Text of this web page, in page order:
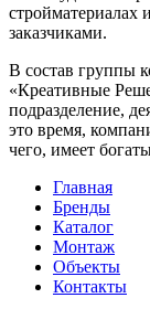
стройматериалах
заказчиками.
В состав группы
«Креативные
подразделение,
это время,
чего, имеет
Главная
Бренды
Каталог
Монтаж
Объекты
Контакты